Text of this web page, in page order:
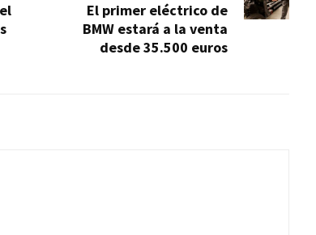
El primer eléctrico de
BMW estará a la venta
desde 35.500 euros